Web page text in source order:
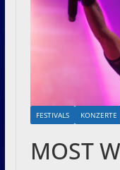
FESTIVALS KONZERTE
MOST